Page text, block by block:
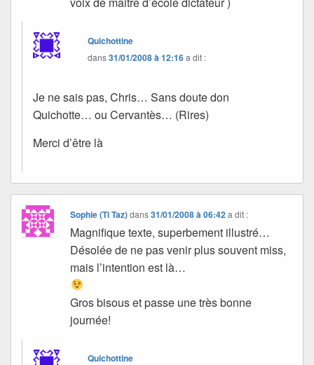
Quichottine
dans31/01/2008 à 12:16a dit :
Je ne sais pas, Chris… Sans doute don
Quichotte… ou Cervantès… (Rires)
Merci d’être là
Sophie (Ti Taz)dans31/01/2008 à 06:42 a dit :
Magnifique texte, superbement illustré…
Désolée de ne pas venir plus souvent miss,
mais l’intention est là…
Gros bisous et passe une très bonne
journée!
Quichottine